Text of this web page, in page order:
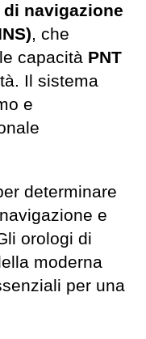
navigazione
, che
capacità PNT
Il sistema
e
determinare
e
orologi di
moderna
per una